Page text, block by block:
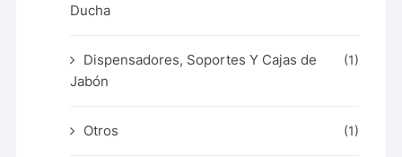
Ducha
Dispensadores, Soportes Y Cajas de
Jabón
(1)
Otros (1)